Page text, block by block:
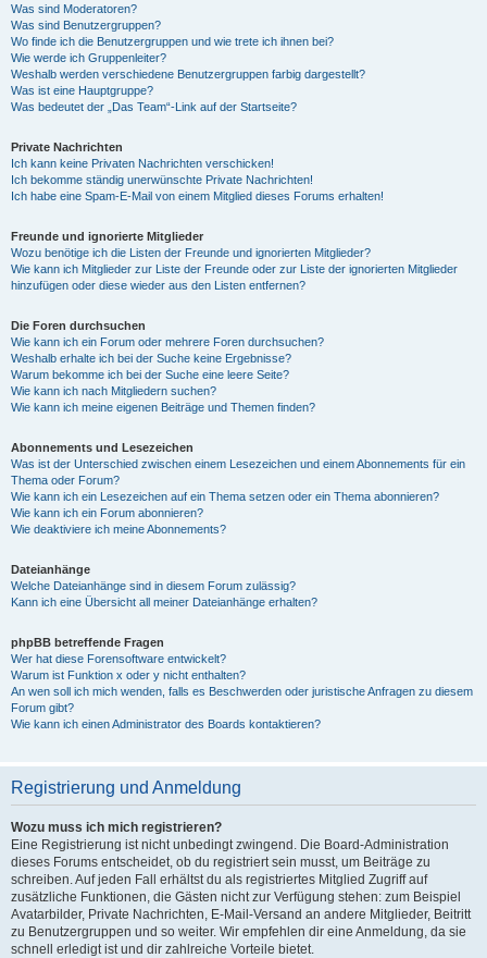
Was sind Moderatoren?
Was sind Benutzergruppen?
Wo finde ich die Benutzergruppen und wie trete ich ihnen bei?
Wie werde ich Gruppenleiter?
Weshalb werden verschiedene Benutzergruppen farbig dargestellt?
Was ist eine Hauptgruppe?
Was bedeutet der „Das Team“-Link auf der Startseite?
Private Nachrichten
Ich kann keine Privaten Nachrichten verschicken!
Ich bekomme ständig unerwünschte Private Nachrichten!
Ich habe eine Spam-E-Mail von einem Mitglied dieses Forums erhalten!
Freunde und ignorierte Mitglieder
Wozu benötige ich die Listen der Freunde und ignorierten Mitglieder?
Wie kann ich Mitglieder zur Liste der Freunde oder zur Liste der ignorierten Mitglieder
hinzufügen oder diese wieder aus den Listen entfernen?
Die Foren durchsuchen
Wie kann ich ein Forum oder mehrere Foren durchsuchen?
Weshalb erhalte ich bei der Suche keine Ergebnisse?
Warum bekomme ich bei der Suche eine leere Seite?
Wie kann ich nach Mitgliedern suchen?
Wie kann ich meine eigenen Beiträge und Themen finden?
Abonnements und Lesezeichen
Was ist der Unterschied zwischen einem Lesezeichen und einem Abonnements für ein
Thema oder Forum?
Wie kann ich ein Lesezeichen auf ein Thema setzen oder ein Thema abonnieren?
Wie kann ich ein Forum abonnieren?
Wie deaktiviere ich meine Abonnements?
Dateianhänge
Welche Dateianhänge sind in diesem Forum zulässig?
Kann ich eine Übersicht all meiner Dateianhänge erhalten?
phpBB betreffende Fragen
Wer hat diese Forensoftware entwickelt?
Warum ist Funktion x oder y nicht enthalten?
An wen soll ich mich wenden, falls es Beschwerden oder juristische Anfragen zu diesem
Forum gibt?
Wie kann ich einen Administrator des Boards kontaktieren?
Registrierung und Anmeldung
Wozu muss ich mich registrieren?
Eine Registrierung ist nicht unbedingt zwingend. Die Board-Administration
dieses Forums entscheidet, ob du registriert sein musst, um Beiträge zu
schreiben. Auf jeden Fall erhältst du als registriertes Mitglied Zugriff auf
zusätzliche Funktionen, die Gästen nicht zur Verfügung stehen: zum Beispiel
Avatarbilder, Private Nachrichten, E-Mail-Versand an andere Mitglieder, Beitritt
zu Benutzergruppen und so weiter. Wir empfehlen dir eine Anmeldung, da sie
schnell erledigt ist und dir zahlreiche Vorteile bietet.